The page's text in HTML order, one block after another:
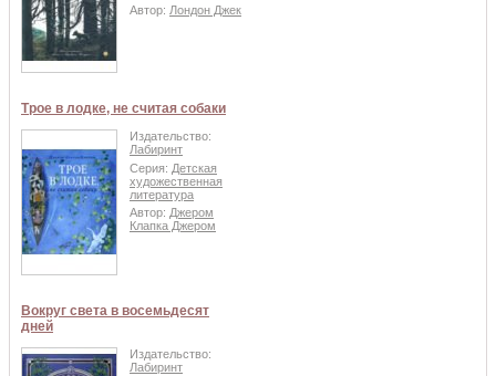
Автор: Лондон Джек
Трое в лодке, не считая собаки
Издательство:
Лабиринт
Серия: Детская
художественная
литература
Автор: Джером
Клапка Джером
Вокруг света в восемьдесят
дней
Издательство:
Лабиринт